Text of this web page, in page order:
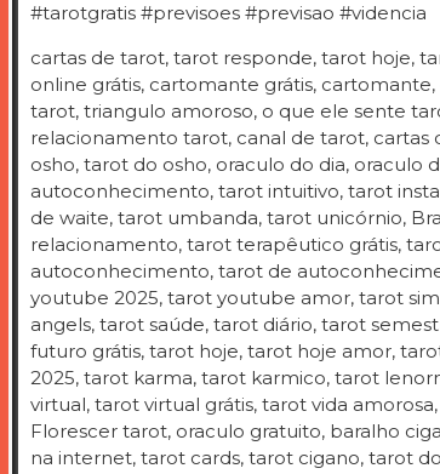
#tarotgratis #previsoes #previsao #videncia
cartas de tarot, tarot responde, tarot hoje,
online grátis, cartomante grátis,
tarot, triangulo amoroso, o que ele sente
relacionamento tarot, canal de tarot,
osho, tarot do osho, oraculo do dia, oraculo
autoconhecimento, tarot intuitivo, tarot
de waite, tarot umbanda, tarot unicórnio,
relacionamento, tarot terapêutico grátis,
autoconhecimento, tarot de
youtube 2025, tarot youtube amor, tarot
angels, tarot saúde, tarot diário, tarot
futuro grátis, tarot hoje, tarot hoje amor,
2025, tarot karma, tarot karmico, tarot
virtual, tarot virtual grátis, tarot vida
Florescer tarot, oraculo gratuito, baralho
na internet, tarot cards, tarot cigano, tarot